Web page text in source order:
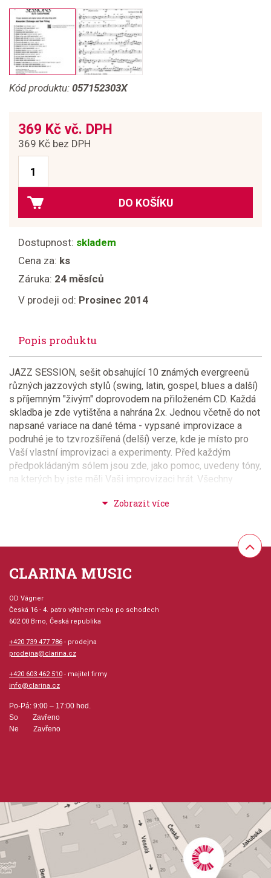
Kód produktu: 057152303X
369 Kč vč. DPH
369 Kč bez DPH
DO KOŠÍKU
Dostupnost: skladem
Cena za: ks
Záruka: 24 měsíců
V prodeji od: Prosinec 2014
Popis produktu
JAZZ SESSION, sešit obsahující 10 známých evergreenů
různých jazzových stylů (swing, latin, gospel, blues a další)
s příjemným "živým" doprovodem na přiloženém CD. Každá
skladba je zde vytištěna a nahrána 2x. Jednou včetně do not
napsané variace na dané téma - vypsané improvizace a
podruhé je to tzv.rozšířená (delší) verze, kde je místo pro
Vaší vlastní improvizaci a experimenty. Před každým
předpokládaným sólem jsou zde, jako pomoc, uvedeny tóny,
na kterých by jste měli Vaši improvizaci hrát. Všechny
orientaci v improvizaci. Na CD je každá skladba nahrána 2x,
verzi. Velmi zajímavý sešit pro vyzkoušení a zdokonalení
Vašich improvizačních dovedností!
Provedení: sešit + CD
Série: Jazz Sessions
Aranžéři: Pilling, Tom, L´Estrange, Alexander
Hudební styl: jazz + blues + ragtime + swing
Velikost (rozměr): 23 x 30 cm
Počet skladeb: 10
Obsazení: solo
Výrobce: FABER MUSIC
CLARINA MUSIC
OD Vágner
Česká 16 - 4. patro výtahem nebo po schodech
602 00 Brno, Česká republika
+420 739 477 786 - prodejna
prodejna@clarina.cz
+420 603 462 510 - majitel firmy
info@clarina.cz
Po-Pá: 9:00 – 17:00 hod.
So Zavřeno
Ne Zavřeno